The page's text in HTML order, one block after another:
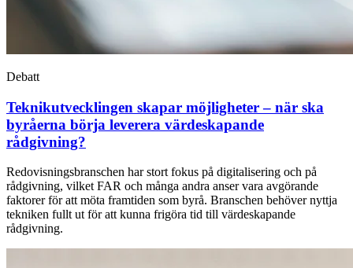
Debatt
Teknikutvecklingen skapar möjligheter – när ska
byråerna börja leverera värdeskapande
rådgivning?
Redovisningsbranschen har stort fokus på digitalisering och på
rådgivning, vilket FAR och många andra anser vara avgörande
faktorer för att möta framtiden som byrå. Branschen behöver nyttja
tekniken fullt ut för att kunna frigöra tid till värdeskapande
rådgivning.